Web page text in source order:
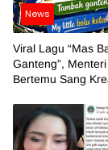
News
Viral Lagu “Mas
Ganteng”,
Bertemu Sang